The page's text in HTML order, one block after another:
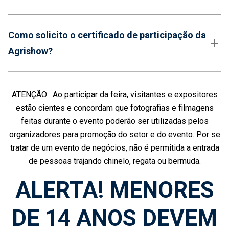
Como solicito o certificado de participação da
Agrishow?
ATENÇÃO: Ao participar da feira, visitantes e expositores
estão cientes e concordam que fotografias e filmagens
feitas durante o evento poderão ser utilizadas pelos
organizadores para promoção do setor e do evento. Por se
tratar de um evento de negócios, não é permitida a entrada
de pessoas trajando chinelo, regata ou bermuda.
ALERTA! MENORES
DE 14 ANOS DEVEM